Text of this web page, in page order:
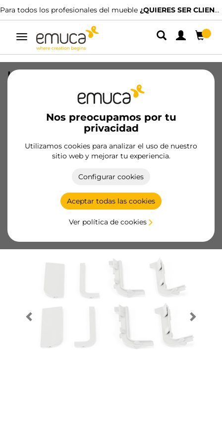
Para todos los profesionales del mueble ¿QUIERES SER CLIENTE?
Alternar
navegación
Nos preocupamos por tu
privacidad
Utilizamos cookies para analizar el uso de nuestro
sitio web y mejorar tu experiencia.
Configurar cookies
Aceptar todas las cookies
Ver política de cookies
Kit de accesorios para perfil superior
Gola para mueble de cocina, Plástico,
8900815/EAN 8432393122625
Productos esenciales
Ficha de producto